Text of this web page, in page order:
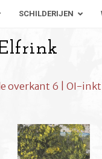
SCHILDERIJEN
overkant 6 | OI-